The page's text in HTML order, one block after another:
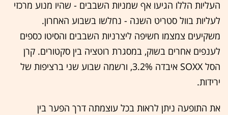
העליות הללו הגיעו אף שמניות השבבים - שהיו מנוע מרכזי
לעליות בוול סטריט השנה - נחלשו בשבוע האחרון.
משקיעים צמצמו חשיפה ליצרניות השבבים והסיטו כספים
לענפים אחרים בשוק, במסגרת רוטציה בין סקטורים. קרן
הסל SOXX איבדה 3.2%, ורשמה שבוע שני ברציפות של
ירידות.
את התופעה ניתן לראות בכל עוצמתה דרך הפער בין